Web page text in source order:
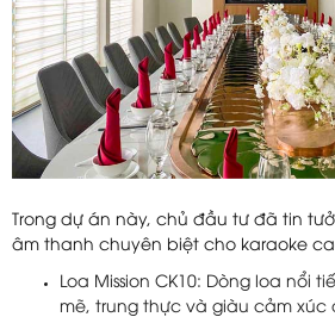
Trong dự án này, chủ đầu tư đã tin
âm thanh chuyên biệt cho karaoke
Loa Mission CK10: Dòng loa nổi
mẽ, trung thực và giàu cảm xúc